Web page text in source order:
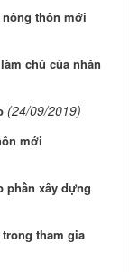
thôn mới
chủ của nhân
(24/09/2019)
mới
phần xây dựng
tham gia